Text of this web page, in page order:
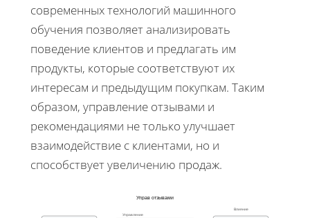
современных технологий машинного
обучения позволяет анализировать
поведение клиентов и предлагать им
продукты, которые соответствуют их
интересам и предыдущим покупкам. Таким
образом, управление отзывами и
рекомендациями не только улучшает
взаимодействие с клиентами, но и
способствует увеличению продаж.
Управ отзывами
Управление
Влияние